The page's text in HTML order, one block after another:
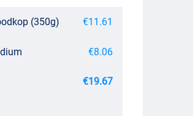
(350g) €11.61
€8.06
€19.67